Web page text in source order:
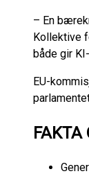
– En
Kollektive
både gir
EU-
FAKTA